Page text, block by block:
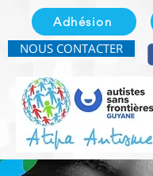
Adhésion
NOUS CONTACTER